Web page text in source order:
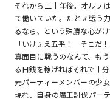
それから二十年後。オルフ
て働いていた。たとえ戦う
るなら、という殊勝な心がけ
「いけぇえ五番！ そこだ！
真面目に戦うのなんて、も
る日銭を稼げればそれで十
元パーティーメンバーの少
現れ、自身の魔王討伐パー